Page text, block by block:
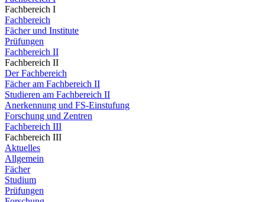
Fachbereich I
Fachbereich
Fächer und Institute
Prüfungen
Fachbereich II
Fachbereich II
Der Fachbereich
Fächer am Fachbereich II
Studieren am Fachbereich II
Anerkennung und FS-Einstufung
Forschung und Zentren
Fachbereich III
Fachbereich III
Aktuelles
Allgemein
Fächer
Studium
Prüfungen